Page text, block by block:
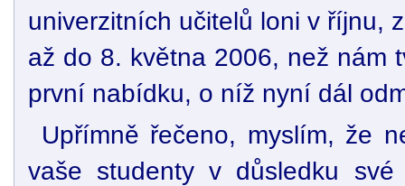
univerzitních učitelů loni v říjnu,
až do 8. května 2006, než nám
první nabídku, o níž nyní dál
Upřímně řečeno, myslím, že
vaše studenty v důsledku